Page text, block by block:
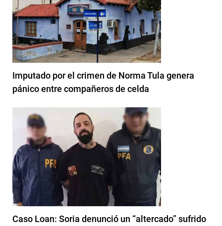
Imputado por el crimen de Norma Tula genera
pánico entre compañeros de celda
Caso Loan: Soria denunció un “altercado” sufrido